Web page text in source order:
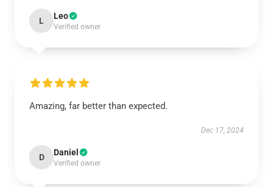
L Leo
Verified owner
Amazing, far better than expected.
Dec 17, 2024
D Daniel
Verified owner